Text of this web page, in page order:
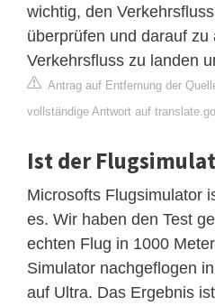
wichtig, den
überprüfen und darauf zu
Verkehrsfluss zu landen
Antrag auf Entfernung der
vollständige Antwort auf
Ist der
Microsofts Flugsimulator
es. Wir haben den Test
echten Flug in 1000
Simulator nachgeflogen
auf Ultra. Das Ergebnis